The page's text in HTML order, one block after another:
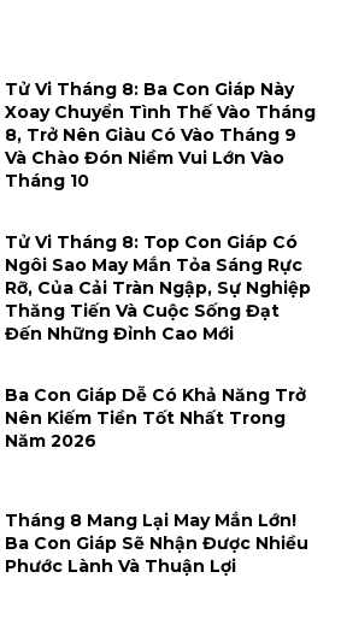
Tử Vi Tháng 8: Ba Con Giáp Này
Xoay Chuyển Tình Thế Vào Tháng
8, Trở Nên Giàu Có Vào Tháng 9
Và Chào Đón Niềm Vui Lớn Vào
Tháng 10
Tử Vi Tháng 8: Top Con Giáp Có
Ngôi Sao May Mắn Tỏa Sáng Rực
Rỡ, Của Cải Tràn Ngập, Sự Nghiệp
Thăng Tiến Và Cuộc Sống Đạt
Đến Những Đỉnh Cao Mới
Ba Con Giáp Dễ Có Khả Năng Trở
Nên Kiếm Tiền Tốt Nhất Trong
Năm 2026
Tháng 8 Mang Lại May Mắn Lớn!
Ba Con Giáp Sẽ Nhận Được Nhiều
Phước Lành Và Thuận Lợi